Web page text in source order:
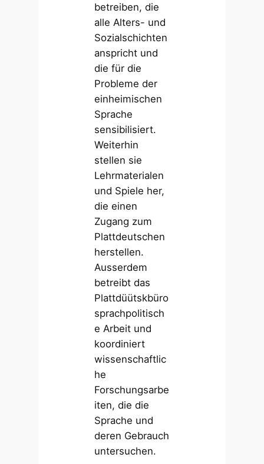
betreiben, die
alle Alters- und
Sozialschichten
anspricht und
die für die
Probleme der
einheimischen
Sprache
sensibilisiert.
Weiterhin
stellen sie
Lehrmaterialen
und Spiele her,
die einen
Zugang zum
Plattdeutschen
herstellen.
Ausserdem
betreibt das
Plattdüütskbüro
sprachpolitisch
e Arbeit und
koordiniert
wissenschaftlic
he
Forschungsarbe
iten, die die
Sprache und
deren Gebrauch
untersuchen.